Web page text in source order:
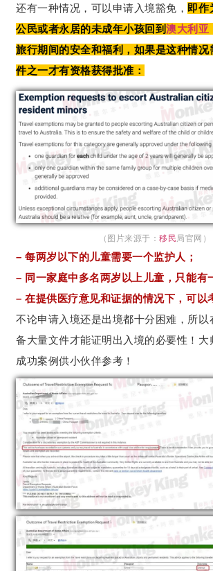
还有一种情况，可以申请入境豁免， 即作
公民或者永居的未成年小孩回到澳大利亚
旅行期间的安全和福利，如果是这种情况
件之一才有资格获得批准：
（图片来源于：移民 局官网）
– 每两岁以下的儿童需要一个监护人；
– 同一家庭中多名两岁以上儿童，只能有
– 在提供医疗意见和证据的情况下，可以
不论申请入境还是出境都十分困难，所以
备大量文件才能证明出入境的必要性！大
成功案例供小伙伴参考！